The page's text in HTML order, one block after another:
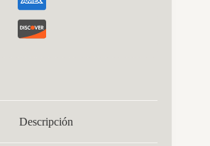
Descripción